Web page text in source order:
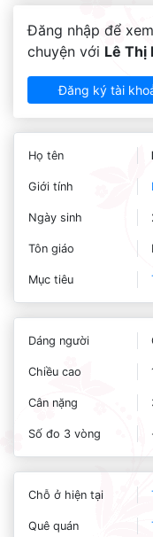
Đăng nhập để
chuyện với Lê Thị
Đăng ký tài
Họ tên
Giới tính
Ngày sinh
Tôn giáo
Mục tiêu
Dáng người
Chiều cao
Cân nặng
Số đo 3 vòng
Chỗ ở hiện tại
Quê quán